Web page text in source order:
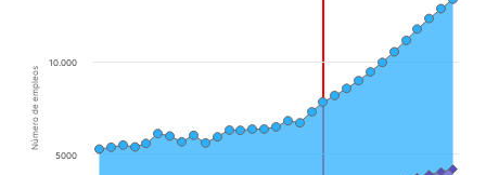
Número de empleos
5000
10.000